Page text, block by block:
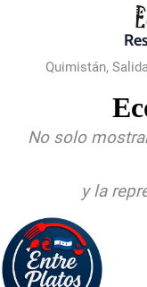
Quimistán,
No solo
y la